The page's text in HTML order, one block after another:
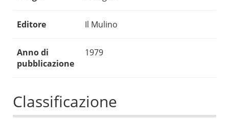
Editore Il Mulino
Anno di
pubblicazione
1979
Classificazione